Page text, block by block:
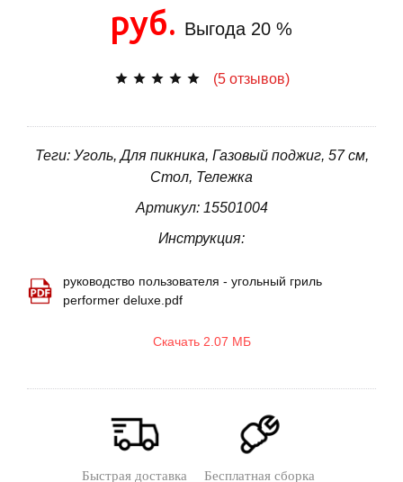
руб. Выгода 20 %
(5 отзывов)
Теги: Уголь, Для пикника, Газовый поджиг, 57 см,
Стол, Тележка
Артикул: 15501004
Инструкция:
руководство пользователя - угольный гриль
performer deluxe.pdf
Скачать 2.07 МБ
Быстрая доставка
Бесплатная сборка